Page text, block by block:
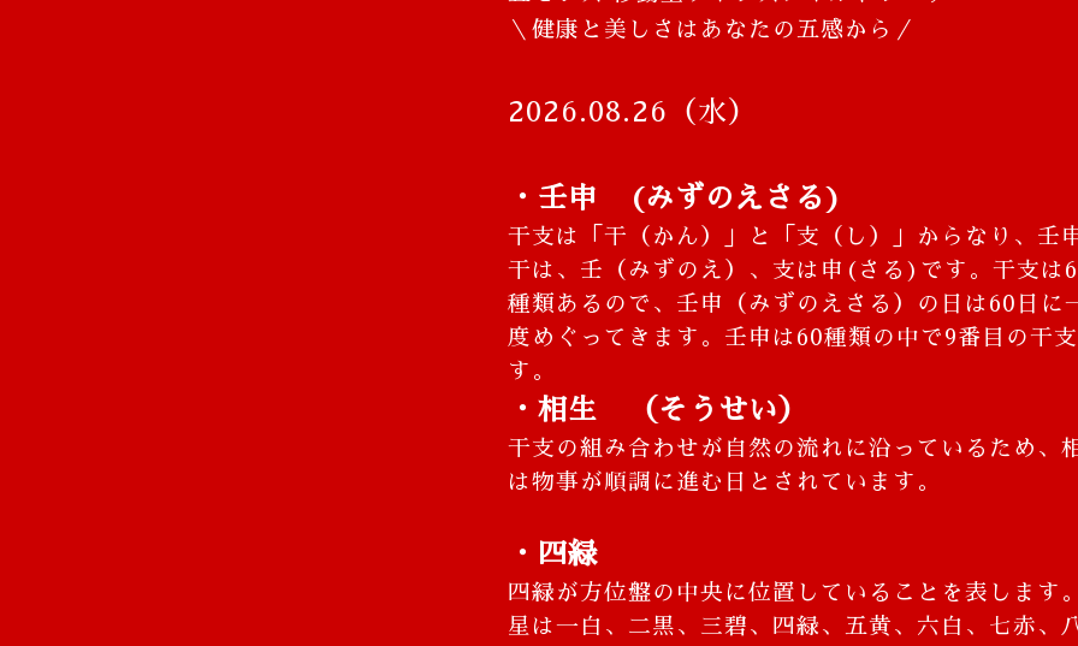
​＼健康と美しさはあなたの五感から／
2026.08.26（水）
・壬申 (みずのえさる)
干支は「干（かん）」と「支（し）」からなり、壬
干は、壬（みずのえ）、支は申(さる)です。干支は
種類あるので、壬申（みずのえさる）の日は60日に
度めぐってきます。壬申は60種類の中で9番目の干
す。
・相生 （そうせい）
干支の組み合わせが自然の流れに沿っているため、
は物事が順調に進む日とされています。
・四緑
四緑が方位盤の中央に位置していることを表します
星は一白、二黒、三碧、四緑、五黄、六白、七赤、